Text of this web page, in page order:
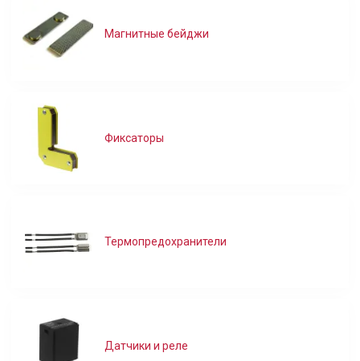
Магнитные бейджи
Фиксаторы
Термопредохранители
Датчики и реле